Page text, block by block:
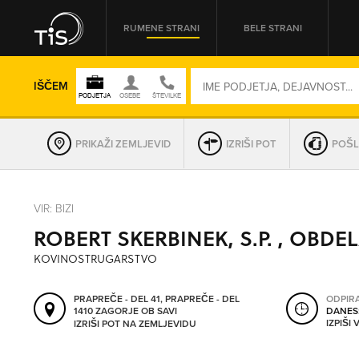
RUMENE STRANI BELE STRANI
IŠČEM
REGIJA
OMREŽNA ŠT.
PRIKAŽI ZEMLJEVID IZRIŠI POT
VIR: BIZI
ROBERT SKERBINEK, S.P. ,
KOVINOSTRUGARSTVO
PRAPREČE - DEL 41, PRAPREČE - DEL
1410 ZAGORJE OB SAVI
IZRIŠI POT NA ZEMLJEVIDU
IZPIŠI